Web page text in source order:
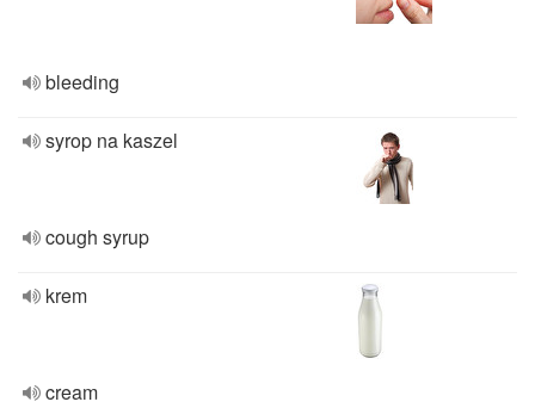
bleeding
syrop na kaszel
cough syrup
krem
cream